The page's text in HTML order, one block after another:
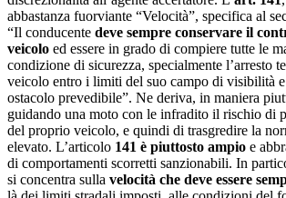
abbastanza fuorviante “Velocità”, specifica al
“Il conducente deve sempre conservare il
veicolo ed essere in grado di compiere tutte le
condizione di sicurezza, specialmente l’arresto
veicolo entro i limiti del suo campo di visibilità
ostacolo prevedibile”. Ne deriva, in maniera
guidando una moto con le infradito il rischio di
del proprio veicolo, e quindi di trasgredire la
elevato. L’articolo 141 è piuttosto ampio e
di comportamenti scorretti sanzionabili. In
si concentra sulla velocità che deve essere